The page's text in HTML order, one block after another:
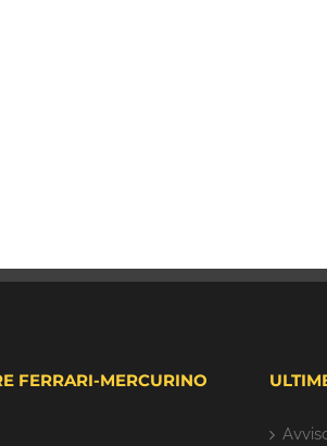
FERRARI-MERCURINO